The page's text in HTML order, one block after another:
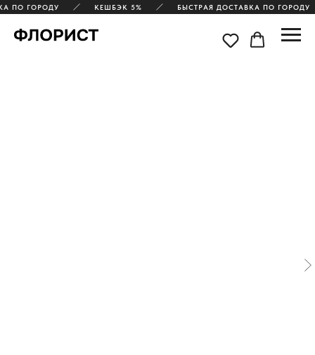
ПО ГОРОДУ КЕШБЭК 5% БЫСТРАЯ ДОСТАВКА ПО ГОРОДУ